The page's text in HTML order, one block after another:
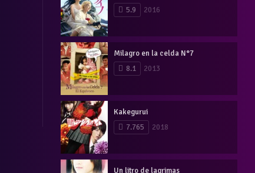
5.9
2016
Milagro en la celda N°7
8.1
2013
Kakegurui
7.765
2018
Un litro de lagrimas